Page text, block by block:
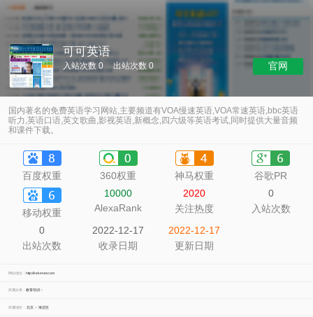
可可英语
入站次数 0 出站次数 0 官网
国内著名的免费英语学习网站,主要频道有VOA慢速英语,VOA常速英语,bbc英语
听力,英语口语,英文歌曲,影视英语,新概念,四六级等英语考试,同时提供大量音频
和课件下载。
百度权重 360权重 神马权重 谷歌PR
移动权重
10000
AlexaRank
2020
关注热度
0
入站次数
0
出站次数
2022-12-17
收录日期
2022-12-17
更新日期
网站地址： http://kekenet.com
所属分类： 教育培训>
所属地区： 北京> 海淀区